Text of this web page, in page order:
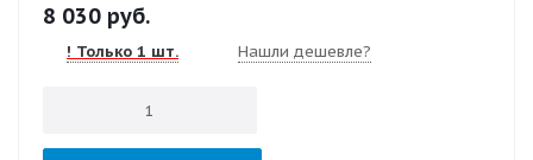
8 030 руб.
! Только 1 шт. Нашли дешевле?